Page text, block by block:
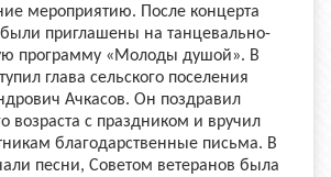
мероприятию. После концерта
приглашены на танцевально-
программу «Молоды душой». В
глава сельского поселения
Ачкасов. Он поздравил
возраста с праздником и вручил
благодарственные письма. В
песни, Советом ветеранов была